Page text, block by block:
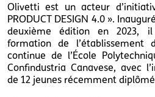
Olivetti est un acteur
PRODUCT DESIGN 4.0 ».
deuxième édition en 2023,
formation de
continue de l’École
Confindustria Canavese, avec
de 12 jeunes récemment